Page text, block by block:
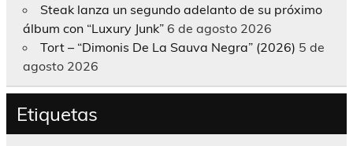
Steak lanza un segundo adelanto de su próximo
álbum con “Luxury Junk” 6 de agosto 2026
Tort – “Dimonis De La Sauva Negra” (2026) 5 de
agosto 2026
Etiquetas